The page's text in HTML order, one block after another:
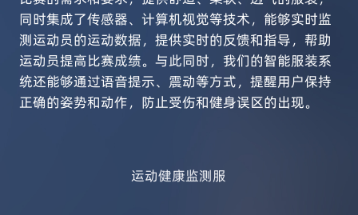
同时集成了传感器、计算机视觉等技术，能够实时监
测运动员的运动数据，提供实时的反馈和指导，帮助
运动员提高比赛成绩。与此同时，我们的智能服装系
统还能够通过语音提示、震动等方式，提醒用户保持
正确的姿势和动作，防止受伤和健身误区的出现。
运动健康监测服